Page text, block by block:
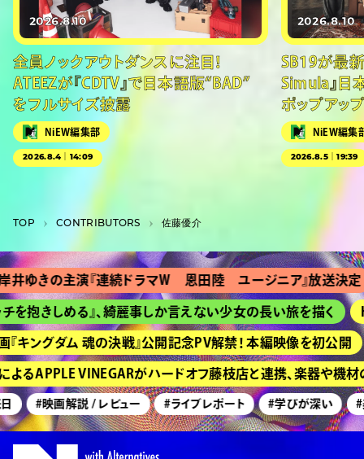
2026.8.10
全員ノックアウトダンスに注目！
ATEEZが『CDTV』で日本語版“BAD”
をフルサイズ披露
NiEW編集部
2026.8.4｜14:09
2026.8.10
SB19が最
Simula』日
ポップアッ
NiEW編集
2026.8.5｜19:39
TOP C­O­N­T­R­I­B­U­T­O­R­S 佐藤優介
きの主演『連続ドラマＷ 恩田陸 ユージニア』放送決定
きしめる』、綺麗事しか言えない少女の長い旅を描く
ングダム 魂の決戦』公開記念PV解禁！ 本編映像を初公開
るAPPLE VINEGARがハードオフ藤枝店と連携、楽器や機材
#映画解説 / レビュー #ライブレポート #学びが深い #美